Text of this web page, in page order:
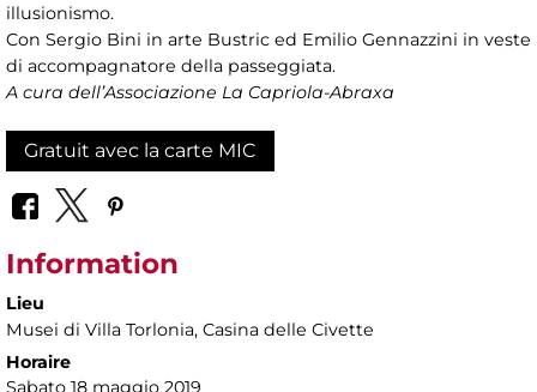
illusionismo.
Con Sergio Bini in arte Bustric ed Emilio Gennazzini in veste
di accompagnatore della passeggiata.
A cura dell’Associazione La Capriola-Abraxa
Gratuit avec la carte MIC
Information
Lieu
Musei di Villa Torlonia, Casina delle Civette
Horaire
Sabato 18 maggio 2019